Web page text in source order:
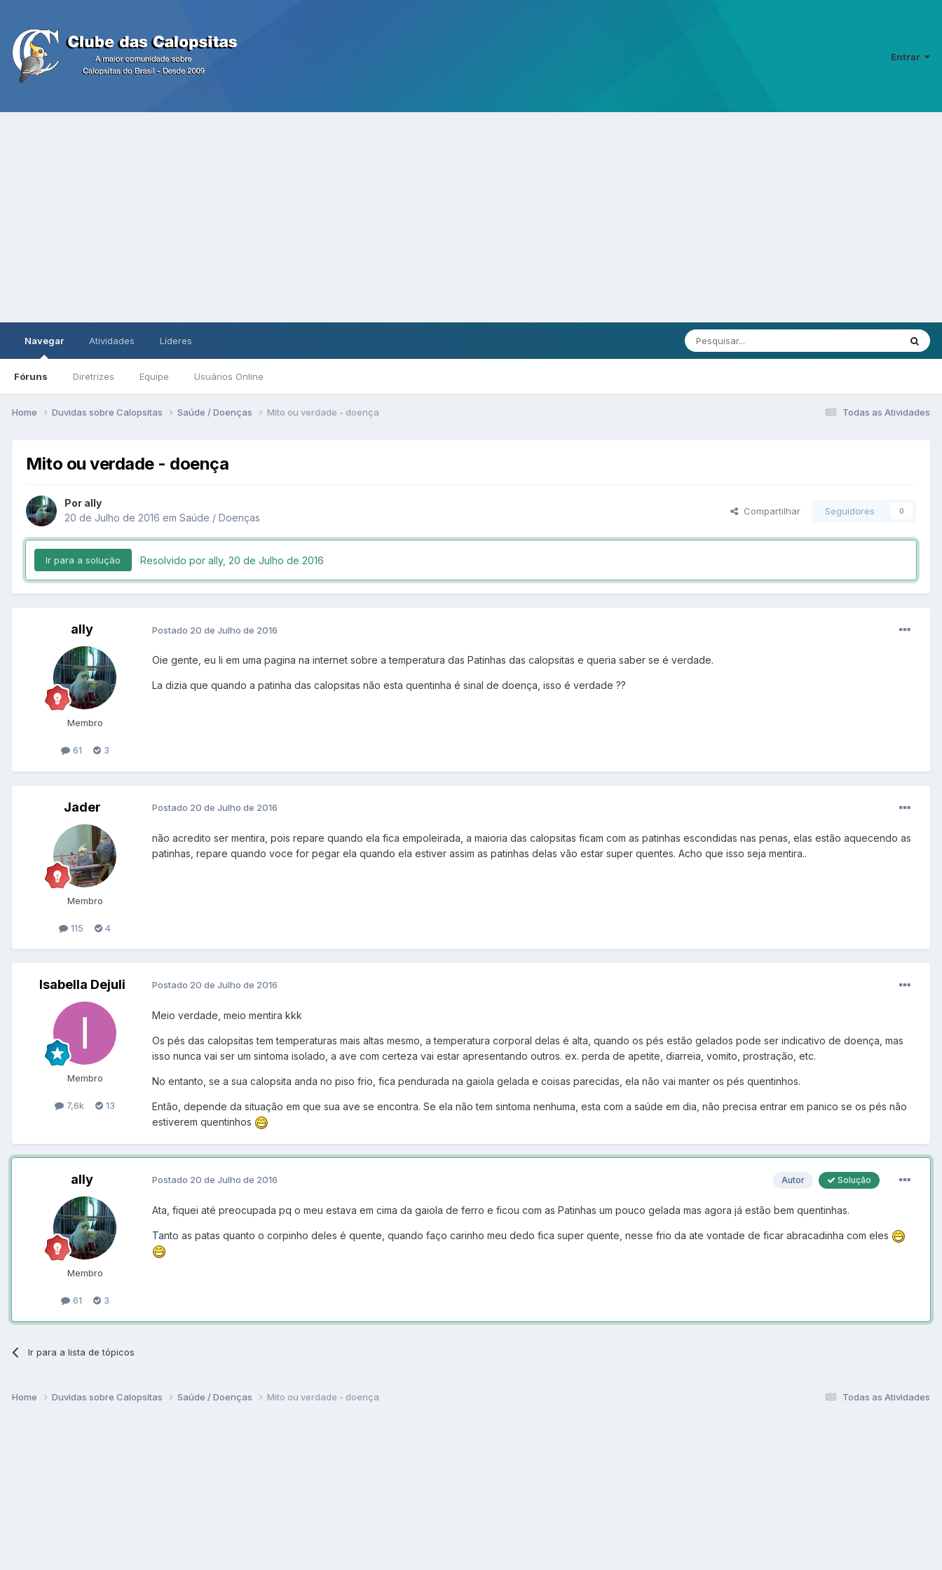
Entrar
Navegar
Fóruns Diretrizes Equipe Usuários Online
Atividades Líderes
Todas as Atividades
Home Duvidas sobre Calopsitas Saúde / Doenças Mito ou verdade - doença
Mito ou verdade - doença
Por ally
20 de Julho de 2016 em Saúde / Doenças
Compartilhar Seguidores 0
Ir para a solução Resolvido por ally, 20 de Julho de 2016
ally
Membro
61 3
Postado 20 de Julho de 2016
Oie gente, eu li em uma pagina na internet sobre a temperatura das Patinhas das calopsitas e queria saber se é verdade.
La dizia que quando a patinha das calopsitas não esta quentinha é sinal de doença, isso é verdade ??
Jader
Membro
115 4
Postado 20 de Julho de 2016
não acredito ser mentira, pois repare quando ela fica empoleirada, a maioria das calopsitas ficam com as patinhas escondidas nas penas, elas estão aquecendo as
patinhas, repare quando voce for pegar ela quando ela estiver assim as patinhas delas vão estar super quentes. Acho que isso seja mentira..
Isabella Dejuli
Membro
7,6k 13
Postado 20 de Julho de 2016
Meio verdade, meio mentira kkk
Os pés das calopsitas tem temperaturas mais altas mesmo, a temperatura corporal delas é alta, quando os pés estão gelados pode ser indicativo de doença, mas
isso nunca vai ser um sintoma isolado, a ave com certeza vai estar apresentando outros. ex. perda de apetite, diarreia, vomito, prostração, etc.
No entanto, se a sua calopsita anda no piso frio, fica pendurada na gaiola gelada e coisas parecidas, ela não vai manter os pés quentinhos.
Então, depende da situação em que sua ave se encontra. Se ela não tem sintoma nenhuma, esta com a saúde em dia, não precisa entrar em panico se os pés não
estiverem quentinhos
ally
Membro
61 3
Autor Solução
Postado 20 de Julho de 2016
Ata, fiquei até preocupada pq o meu estava em cima da gaiola de ferro e ficou com as Patinhas um pouco gelada mas agora já estão bem quentinhas.
Tanto as patas quanto o corpinho deles é quente, quando faço carinho meu dedo fica super quente, nesse frio da ate vontade de ficar abracadinha com eles
Ir para a lista de tópicos
Todas as Atividades
Home Duvidas sobre Calopsitas Saúde / Doenças Mito ou verdade - doença